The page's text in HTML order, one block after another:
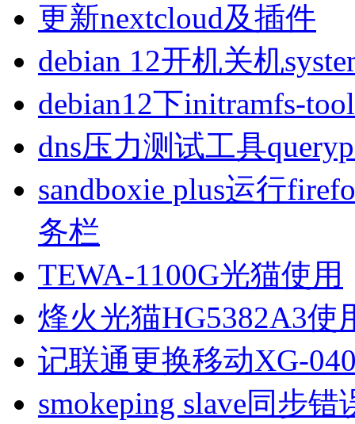
更新nextcloud及插件
debian 12开机关机
debian12下initramfs-
dns压力测试工具
sandboxie plus运行
务栏
TEWA-1100G光猫使用
烽火光猫HG5382A3使
记联通更换移动XG-
smokeping slave同步错